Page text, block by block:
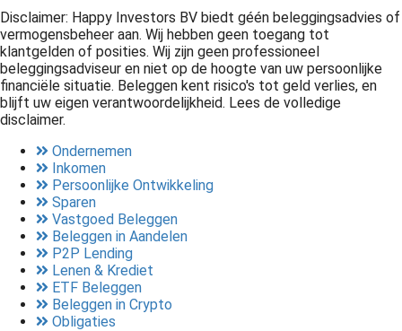
Disclaimer: Happy Investors BV biedt géén beleggingsadvies of
vermogensbeheer aan. Wij hebben geen toegang tot
klantgelden of posities. Wij zijn geen professioneel
beleggingsadviseur en niet op de hoogte van uw persoonlijke
financiële situatie. Beleggen kent risico's tot geld verlies, en
blijft uw eigen verantwoordelijkheid. Lees de volledige
disclaimer.
Ondernemen
Inkomen
Persoonlijke Ontwikkeling
Sparen
Vastgoed Beleggen
Beleggen in Aandelen
P2P Lending
Lenen & Krediet
ETF Beleggen
Beleggen in Crypto
Obligaties